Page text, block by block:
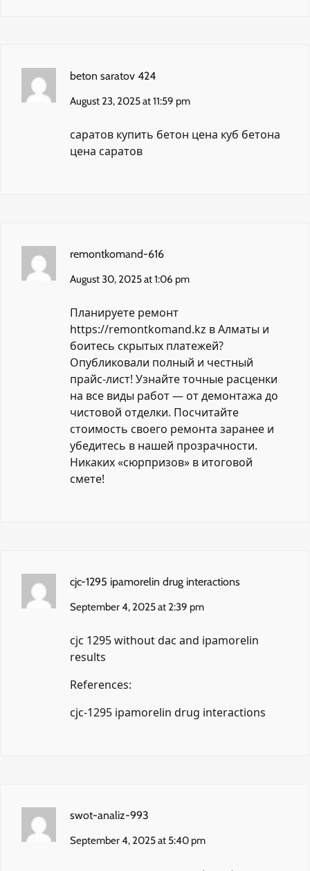
beton saratov 424
August 23, 2025 at 11:59 pm
саратов купить бетон цена куб бетона
цена саратов
remontkomand-616
August 30, 2025 at 1:06 pm
Планируете ремонт
https://remontkomand.kz в Алматы и
боитесь скрытых платежей?
Опубликовали полный и честный
прайс-лист! Узнайте точные расценки
на все виды работ — от демонтажа до
чистовой отделки. Посчитайте
стоимость своего ремонта заранее и
убедитесь в нашей прозрачности.
Никаких «сюрпризов» в итоговой
смете!
cjc-1295 ipamorelin drug interactions
September 4, 2025 at 2:39 pm
cjc 1295 without dac and ipamorelin
results
References:
cjc-1295 ipamorelin drug interactions
swot-analiz-993
September 4, 2025 at 5:40 pm